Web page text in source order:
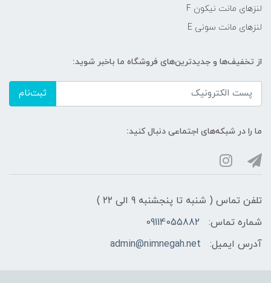
لنزهای مانت نیکون F
لنزهای مانت سونی E
از تخفیف‌ها و جدیدترین‌های فروشگاه ما باخبر شوید:
ثبت‌نام
ما را در شبکه‌های اجتماعی دنبال کنید:
تلفن تماس ( شنبه تا پنجشنبه 9 الی ۲۲ )
شماره تماس:
09114055882
آدرس ایمیل:
admin@nimnegah.net